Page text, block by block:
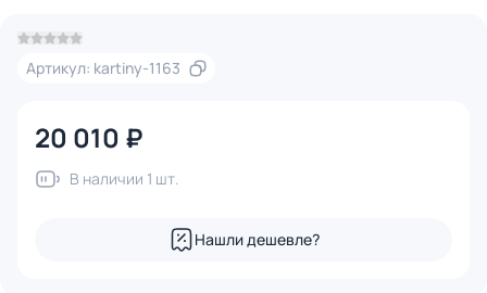
Артикул: kartiny-1163
20 010 ₽
В наличии 1 шт.
Нашли дешевле?